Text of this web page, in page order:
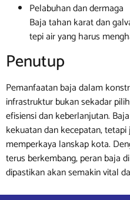
Pelabuhan dan dermaga
Baja tahan karat dan
tepi air yang harus
Penutup
Pemanfaatan baja dalam
infrastruktur bukan sekadar
efisiensi dan keberlanjutan.
kekuatan dan kecepatan,
memperkaya lanskap kota.
terus berkembang, peran baja
dipastikan akan semakin vital